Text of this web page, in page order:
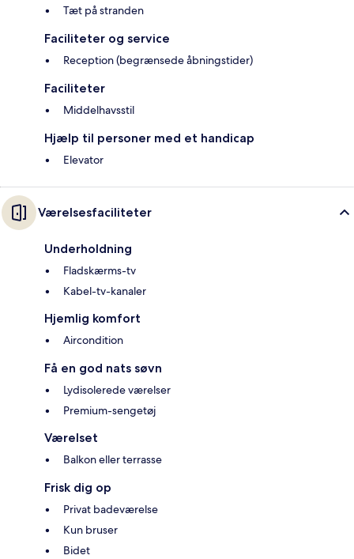
Tæt på stranden
Faciliteter og service
Reception (begrænsede åbningstider)
Faciliteter
Middelhavsstil
Hjælp til personer med et handicap
Elevator
Værelsesfaciliteter
Underholdning
Fladskærms-tv
Kabel-tv-kanaler
Hjemlig komfort
Aircondition
Få en god nats søvn
Lydisolerede værelser
Premium-sengetøj
Værelset
Balkon eller terrasse
Frisk dig op
Privat badeværelse
Kun bruser
Bidet